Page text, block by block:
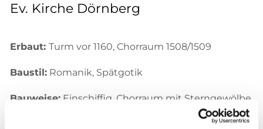
Ev. Kirche Dörnberg
Erbaut: Turm vor 1160, Chorraum 1508/1509
Baustil: Romanik, Spätgotik
Bauweise: Einschiffig. Chorraum mit Sterngewölbe